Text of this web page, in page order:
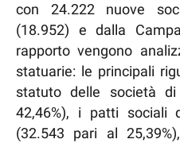
con 24.222 nuove
(18.952) e dalla
rapporto vengono
statuarie: le principali
statuto delle società
42,46%), i patti sociali
(32.543 pari al